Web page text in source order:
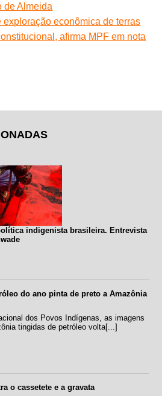
de Almeida
exploração econômica de terras
afirma MPF em nota
indigenista brasileira. Entrevista
do ano pinta de preto a Amazônia
dos Povos Indígenas, as imagens
tingidas de petróleo volta[...]
o cassetete e a gravata